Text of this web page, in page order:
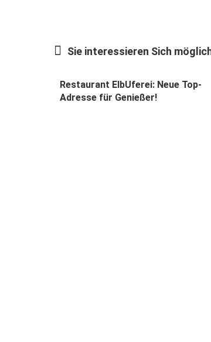
Sie interessieren Sich
Restaurant ElbUferei: Neue Top-
Adresse für Genießer!